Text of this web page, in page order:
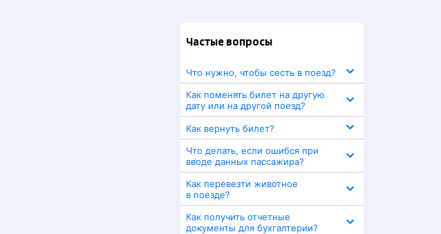
Частые вопросы
Что нужно, чтобы сесть в поезд?
Как поменять билет на другую
дату или на другой поезд?
Как вернуть билет?
Что делать, если ошибся при
вводе данных пассажира?
Как перевезти животное
в поезде?
Как получить отчетные
документы для бухгалтерии?